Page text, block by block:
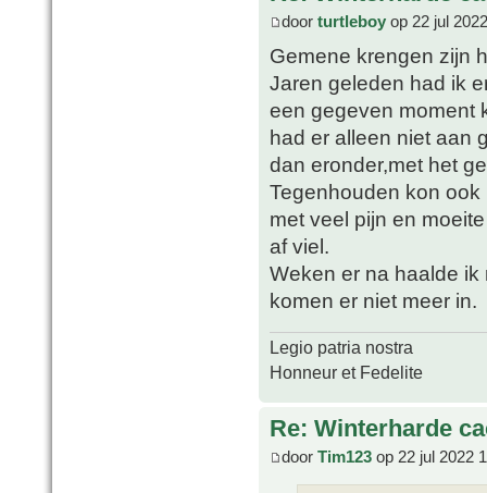
door turtleboy op 22 jul
Gemene krengen zijn
Jaren geleden had ik
een gegeven moment
had er alleen niet aan
dan eronder,met het
Tegenhouden kon
met veel pijn en
af viel.
Weken er na haalde ik
komen er niet meer in.
Legio patria nostra
Honneur et Fedelite
Re: Winterharde
door Tim123 op 22 jul 2022